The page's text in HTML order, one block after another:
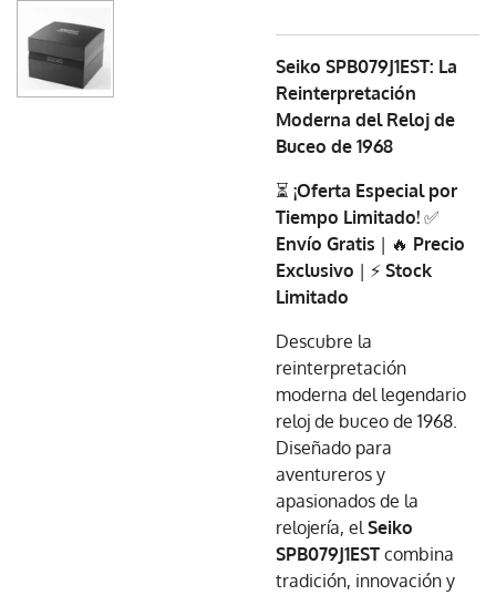
Seiko SPB079J1EST: La
Reinterpretación
Moderna del Reloj de
Buceo de 1968
⏳ ¡Oferta Especial por
Tiempo Limitado! ✅
Envío Gratis | 🔥 Precio
Exclusivo | ⚡ Stock
Limitado
Descubre la
reinterpretación
moderna del legendario
reloj de buceo de 1968.
Diseñado para
aventureros y
apasionados de la
relojería, elSeiko
SPB079J1EST combina
tradición, innovación y